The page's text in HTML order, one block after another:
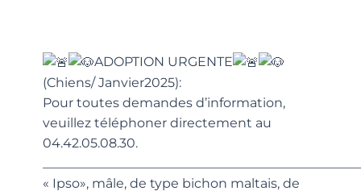
ADOPTION URGENTE
(Chiens/ Janvier2025):
Pour toutes demandes d’information,
veuillez téléphoner directement au
04.42.05.08.30.
« Ipso», mâle, de type bichon maltais, de